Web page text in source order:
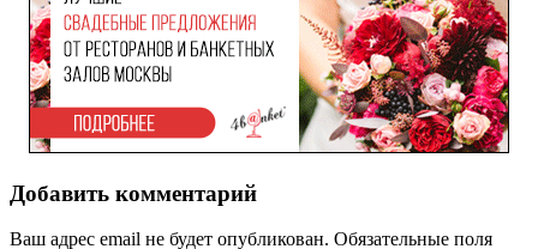
Добавить комментарий
Ваш адрес email не будет опубликован. Обязательные поля